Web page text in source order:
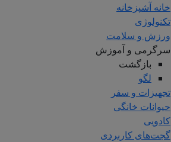
خانه آشپزخانه
تکنولوژی
ورزش و سلامت
سرگرمی و آموزش
بازگشت
لگو
تجهیزات و سفر
حیوانات خانگی
کادویی
گجت‌های کاربردی